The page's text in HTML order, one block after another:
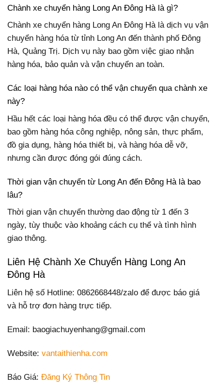
Chành xe chuyển hàng Long An Đông Hà là gì?
Chành xe chuyển hàng Long An Đông Hà là dịch vụ vận
chuyển hàng hóa từ tỉnh Long An đến thành phố Đông
Hà, Quảng Trị. Dịch vụ này bao gồm việc giao nhận
hàng hóa, bảo quản và vận chuyển an toàn.
Các loại hàng hóa nào có thể vận chuyển qua chành xe
này?
Hầu hết các loại hàng hóa đều có thể được vận chuyển,
bao gồm hàng hóa công nghiệp, nông sản, thực phẩm,
đồ gia dụng, hàng hóa thiết bị, và hàng hóa dễ vỡ,
nhưng cần được đóng gói đúng cách.
Thời gian vận chuyển từ Long An đến Đông Hà là bao
lâu?
Thời gian vận chuyển thường dao động từ 1 đến 3
ngày, tùy thuộc vào khoảng cách cụ thể và tình hình
giao thông.
Liên Hệ Chành Xe Chuyển Hàng Long An
Đông Hà
Liên hệ số Hotline: 0862668448/zalo để được báo giá
và hỗ trợ đơn hàng trực tiếp.
Email: baogiachuyenhang@gmail.com
Website: vantaithienha.com
Báo Giá: Đăng Ký Thông Tin